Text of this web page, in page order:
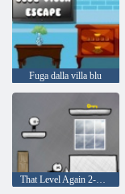
Fuga dalla villa blu
That Level Again 2-Online